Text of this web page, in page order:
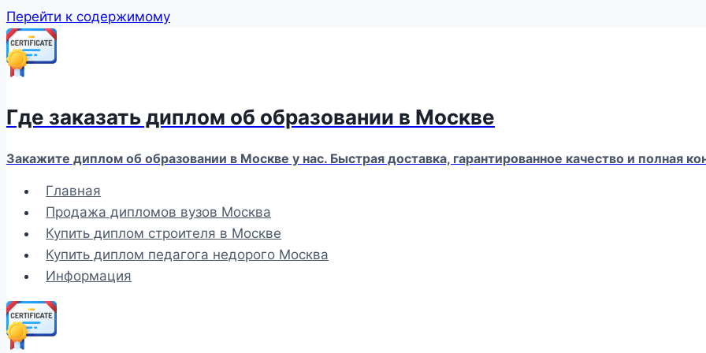
Перейти к содержимому
Где заказать диплом об образовании в Москве
Закажите диплом об образовании в Москве у нас. Быстрая доставка, гарантированное качество и полная
Главная
Продажа дипломов вузов Москва
Купить диплом строителя в Москве
Купить диплом педагога недорого Москва
Информация